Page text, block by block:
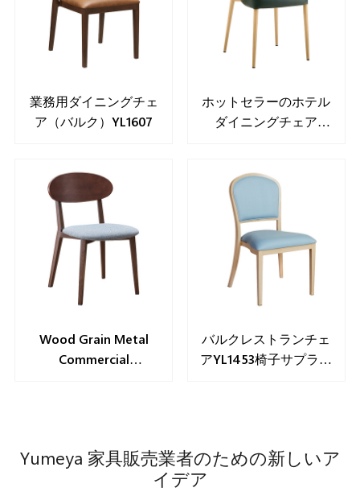
業務用ダイニングチェ
ア（バルク）YL1607
ホットセラーのホテル
ダイニングチェア
Wood Grain Metal
Commercial
バルクレストランチェ
アYL1453椅子サプライ
Yumeya 家具販売業者のための新しいア
イデア